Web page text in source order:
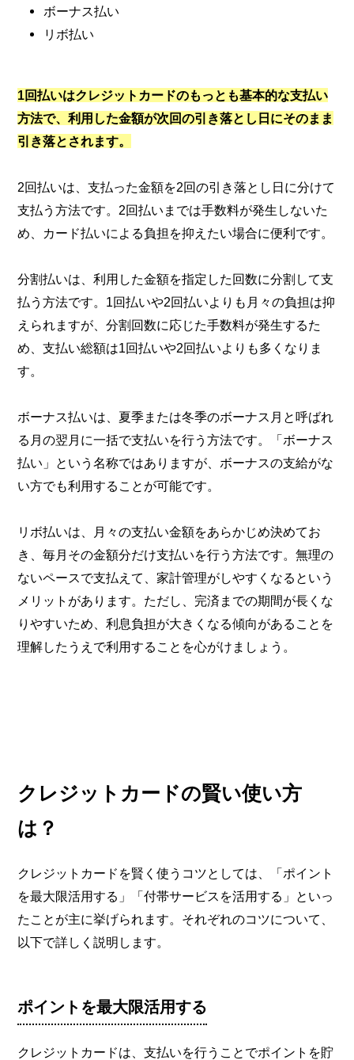
ボーナス払い
リボ払い
1回払いはクレジットカードのもっとも基本的な支払い
方法で、利用した金額が次回の引き落とし日にそのまま
引き落とされます。
2回払いは、支払った金額を2回の引き落とし日に分けて
支払う方法です。2回払いまでは手数料が発生しないた
め、カード払いによる負担を抑えたい場合に便利です。
分割払いは、利用した金額を指定した回数に分割して支
払う方法です。1回払いや2回払いよりも月々の負担は抑
えられますが、分割回数に応じた手数料が発生するた
め、支払い総額は1回払いや2回払いよりも多くなりま
す。
ボーナス払いは、夏季または冬季のボーナス月と呼ばれ
る月の翌月に一括で支払いを行う方法です。「ボーナス
払い」という名称ではありますが、ボーナスの支給がな
い方でも利用することが可能です。
リボ払いは、月々の支払い金額をあらかじめ決めてお
き、毎月その金額分だけ支払いを行う方法です。無理の
ないペースで支払えて、家計管理がしやすくなるという
メリットがあります。ただし、完済までの期間が長くな
りやすいため、利息負担が大きくなる傾向があることを
理解したうえで利用することを心がけましょう。
クレジットカードの賢い使い方
は？
クレジットカードを賢く使うコツとしては、「ポイント
を最大限活用する」「付帯サービスを活用する」といっ
たことが主に挙げられます。それぞれのコツについて、
以下で詳しく説明します。
ポイントを最大限活用する
クレジットカードは、支払いを行うことでポイントを貯